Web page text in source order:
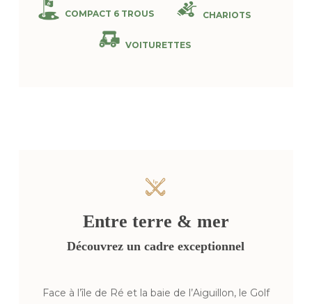
COMPACT 6 TROUS CHARIOTS
VOITURETTES
Entre terre & mer
Découvrez un cadre exceptionnel
Face à l’île de Ré et la baie de l’Aiguillon, le Golf